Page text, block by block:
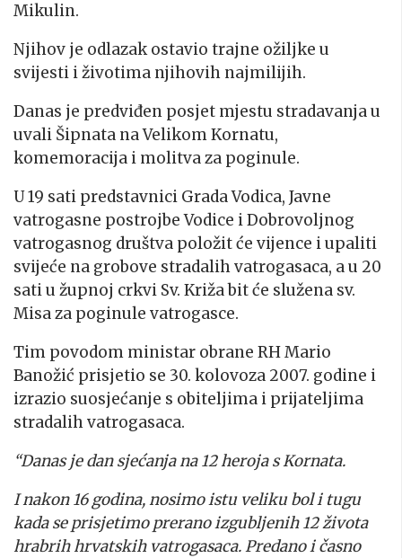
Mikulin.
Njihov je odlazak ostavio trajne ožiljke u
svijesti i životima njihovih najmilijih.
Danas je predviđen posjet mjestu stradavanja u
uvali Šipnata na Velikom Kornatu,
komemoracija i molitva za poginule.
U 19 sati predstavnici Grada Vodica, Javne
vatrogasne postrojbe Vodice i Dobrovoljnog
vatrogasnog društva položit će vijence i upaliti
svijeće na grobove stradalih vatrogasaca, a u 20
sati u župnoj crkvi Sv. Križa bit će služena sv.
Misa za poginule vatrogasce.
Tim povodom ministar obrane RH Mario
Banožić prisjetio se 30. kolovoza 2007. godine i
izrazio suosjećanje s obiteljima i prijateljima
stradalih vatrogasaca.
“Danas je dan sjećanja na 12 heroja s Kornata.
I nakon 16 godina, nosimo istu veliku bol i tugu
kada se prisjetimo prerano izgubljenih 12 života
hrabrih hrvatskih vatrogasaca. Predano i časno